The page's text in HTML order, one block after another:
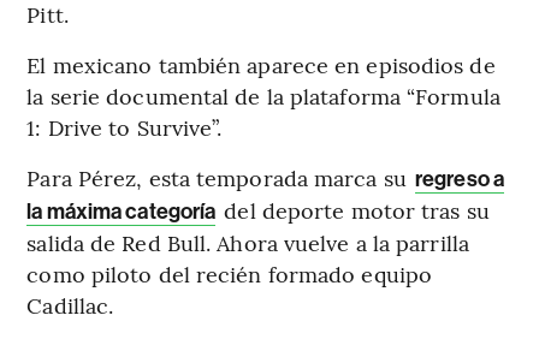
Pitt.
El mexicano también aparece en episodios de
la serie documental de la plataforma “Formula
1: Drive to Survive”.
Para Pérez, esta temporada marca su regreso a
la máxima categoría del deporte motor tras su
salida de Red Bull. Ahora vuelve a la parrilla
como piloto del recién formado equipo
Cadillac.